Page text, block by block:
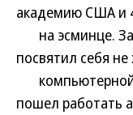
академию США и
на эсминце.
посвятил себя не
компьютерной
пошел работать